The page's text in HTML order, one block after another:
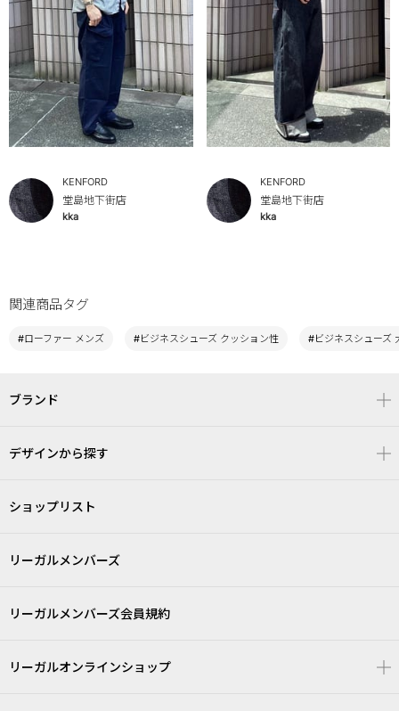
KENFORD
堂島地下街店
kka
KENFORD
堂島地下街店
kka
関連商品タグ
#ローファー メンズ #ビジネスシューズ クッション性 #ビジネスシューズ
ブランド
デザインから探す
ショップリスト
リーガルメンバーズ
リーガルメンバーズ会員規約
リーガルオンラインショップ